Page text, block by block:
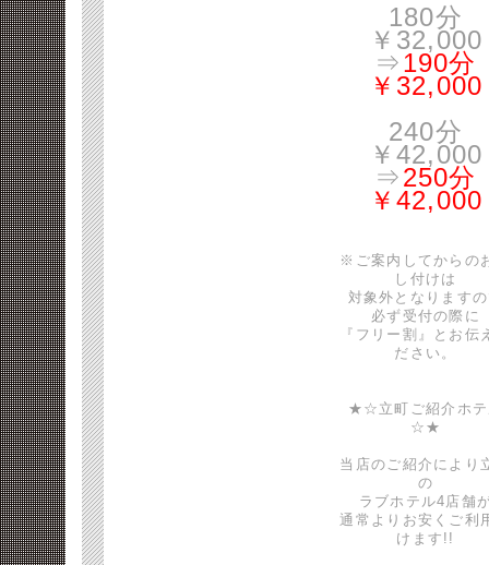
180分
￥32,000
⇒190分
￥32,000
240分
￥42,000
⇒250分
￥42,000
※ご案内してからの
し付けは
対象外となります
必ず受付の際に
『フリー割』とお伝
ださい。
★☆立町ご紹介ホ
☆★
当店のご紹介により
の
ラブホテル4店舗
通常よりお安くご利
けます!!